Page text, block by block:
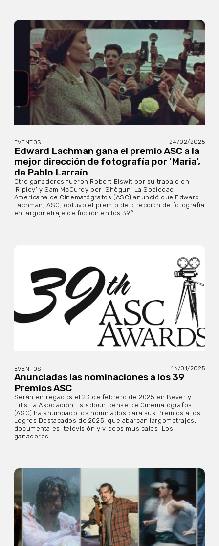
EVENTOS 24/02/2025
Edward Lachman gana el premio ASC a la
mejor dirección de fotografía por ‘Maria’,
de Pablo Larraín
Otro ganadores fueron Robert Elswit por su trabajo en
‘Ripley’ y Sam McCurdy por ‘Shōgun’ La Sociedad
Americana de Cinematógrafos (ASC) anunció que Edward
Lachman, ASC, obtuvo el premio de dirección de fotografía
en largometraje de ficción en los 39°...
EVENTOS 16/01/2025
Anunciadas las nominaciones a los 39
Premios ASC
Serán entregados el 23 de febrero de 2025 en Beverly
Hills La Asociación Estadounidense de Cinematógrafos
(ASC) ha anunciado los nominados para sus Premios a los
Logros Destacados de 2025, que abarcan largometrajes,
documentales, televisión y videos musicales. Los
ganadores...